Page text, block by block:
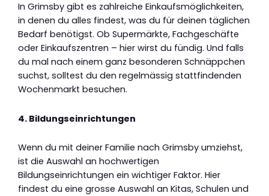
In Grimsby gibt es zahlreiche Einkaufsmöglichkeiten,
in denen du alles findest, was du für deinen täglichen
Bedarf benötigst. Ob Supermärkte, Fachgeschäfte
oder Einkaufszentren – hier wirst du fündig. Und falls
du mal nach einem ganz besonderen Schnäppchen
suchst, solltest du den regelmässig stattfindenden
Wochenmarkt besuchen.
4. Bildungseinrichtungen
Wenn du mit deiner Familie nach Grimsby umziehst,
ist die Auswahl an hochwertigen
Bildungseinrichtungen ein wichtiger Faktor. Hier
findest du eine grosse Auswahl an Kitas, Schulen und